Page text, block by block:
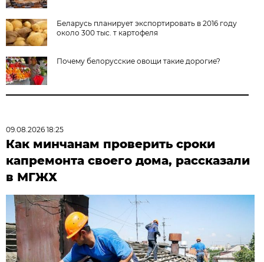
Беларусь планирует экспортировать в 2016 году
около 300 тыс. т картофеля
Почему белорусские овощи такие дорогие?
09.08.2026 18:25
Как минчанам проверить сроки
капремонта своего дома, рассказали
в МГЖХ